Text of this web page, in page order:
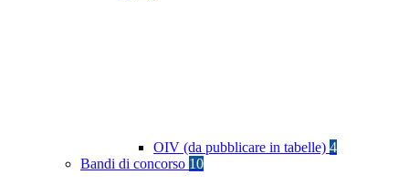
OIV (da pubblicare in tabelle) 4
Bandi di concorso 10